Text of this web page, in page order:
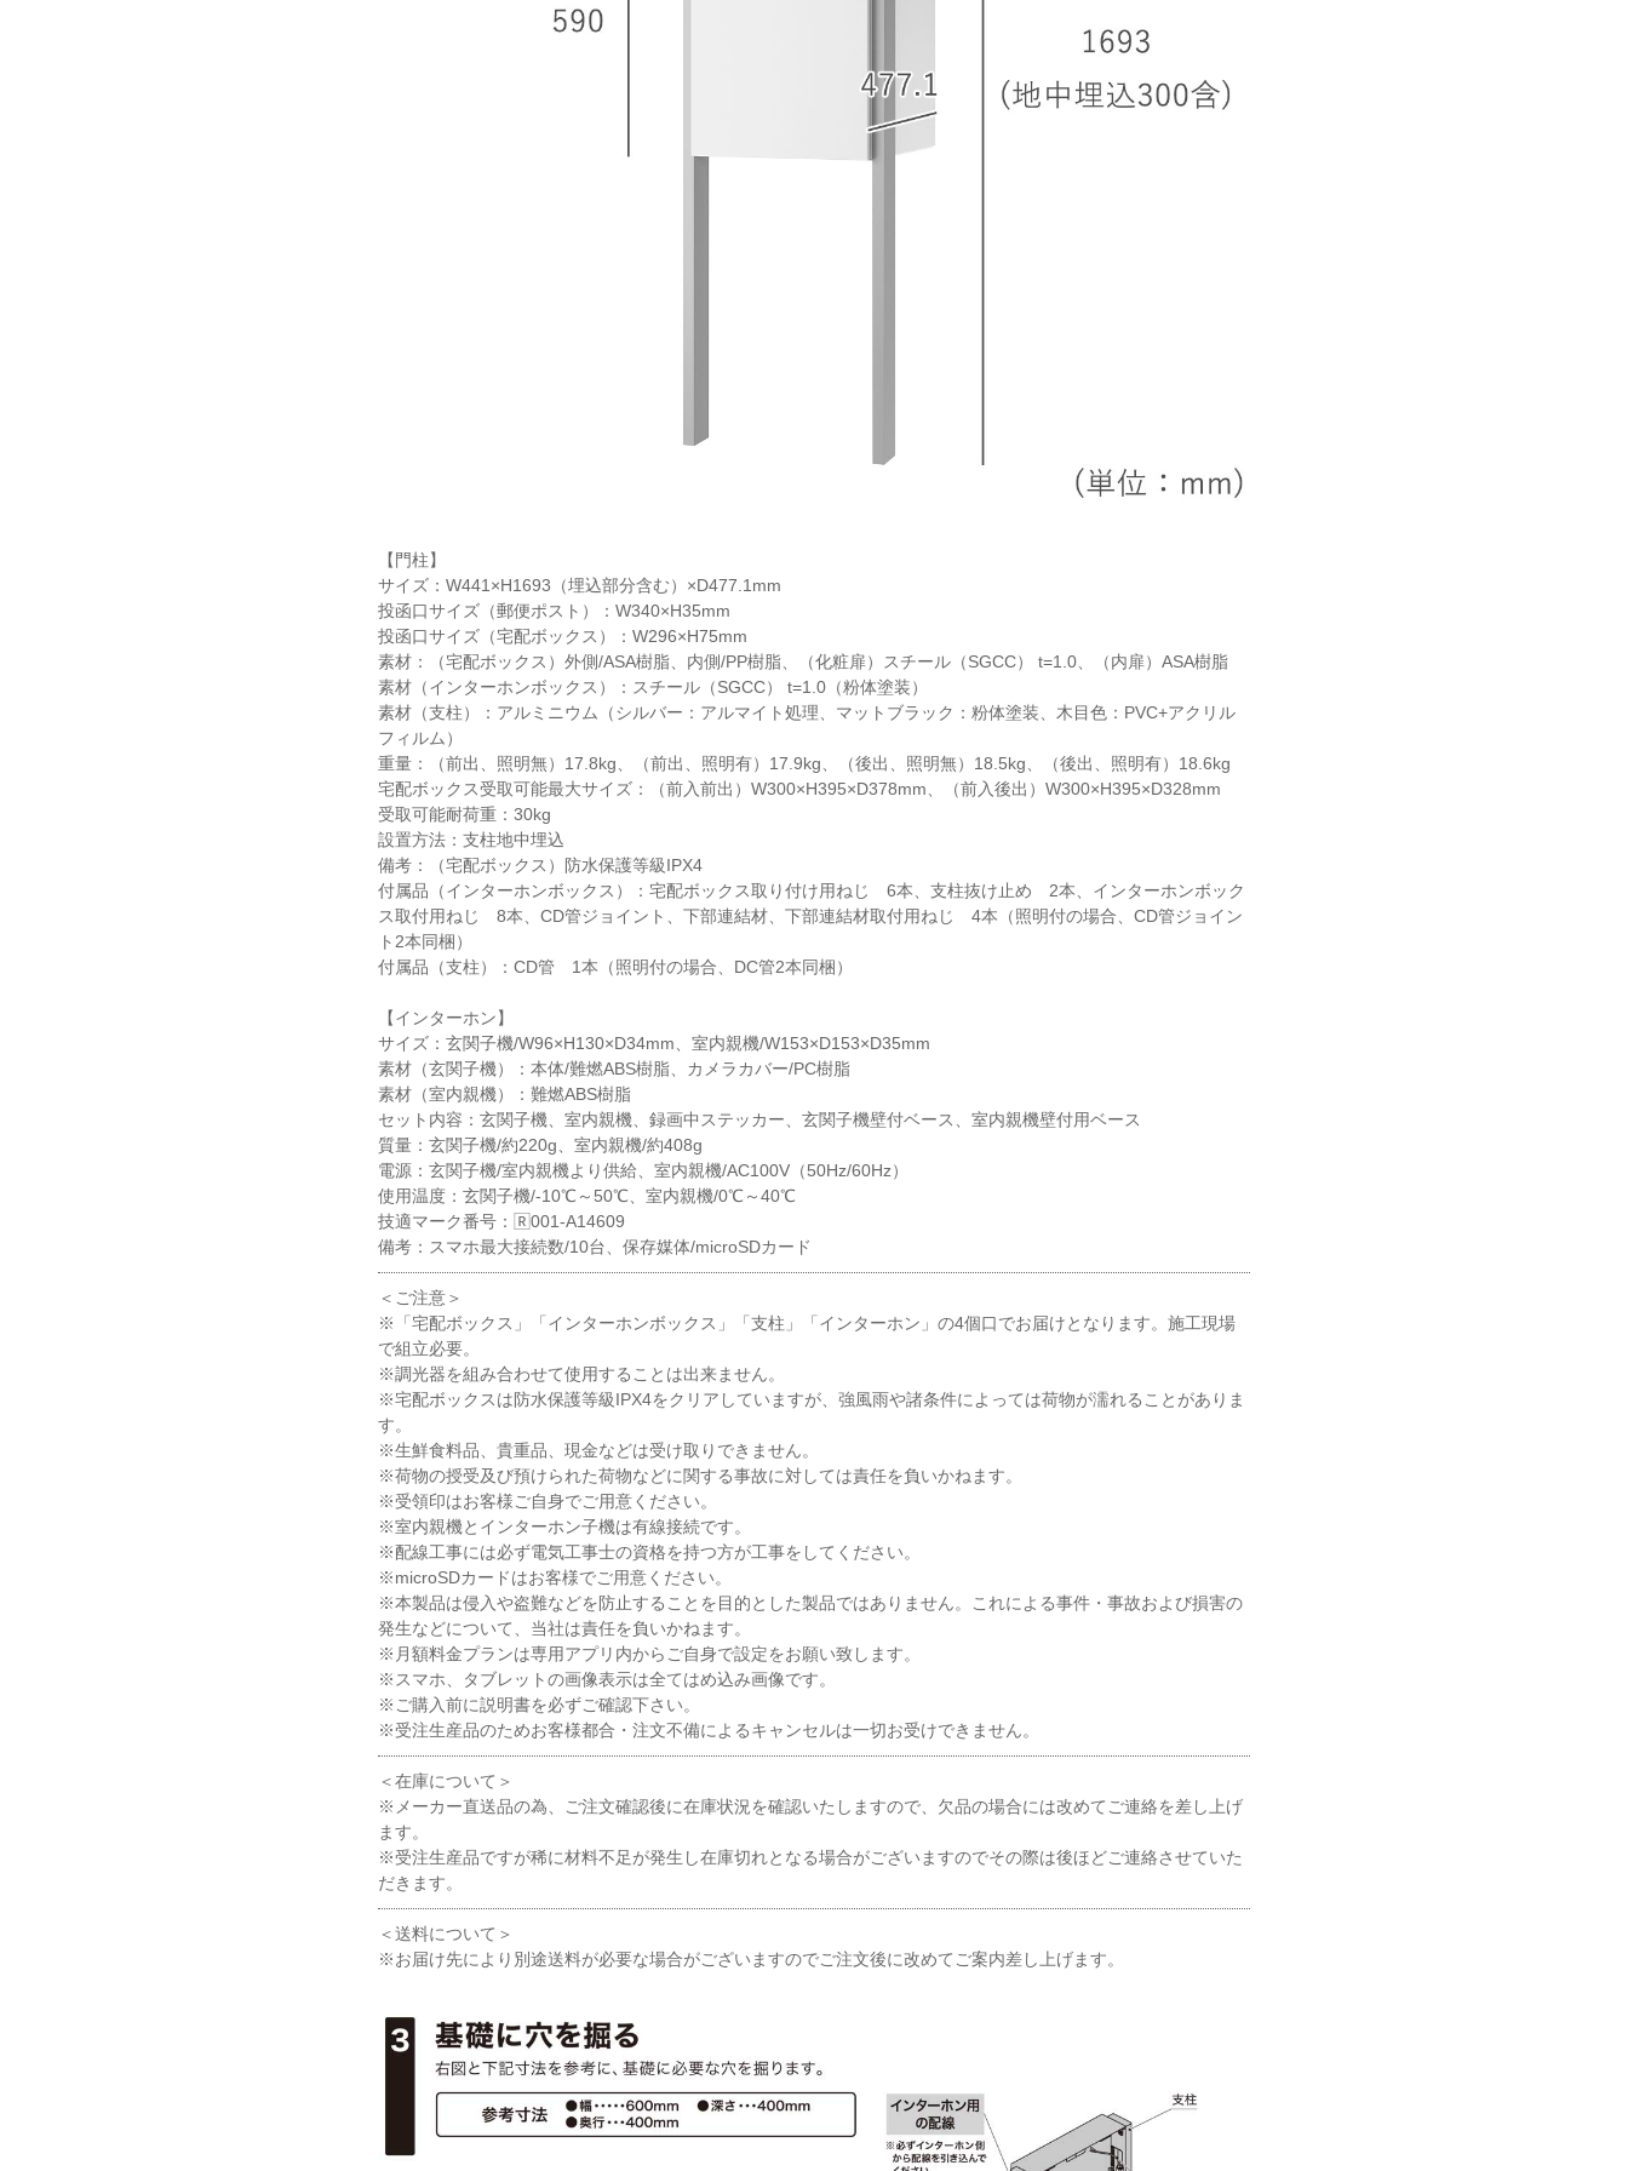
【門柱】
サイズ：W441×H1693（埋込部分含む）×D477.1mm
投函口サイズ（郵便ポスト）：W340×H35mm
投函口サイズ（宅配ボックス）：W296×H75mm
素材：（宅配ボックス）外側/ASA樹脂、内側/PP樹脂、（化粧扉）スチール（SGCC） t=1.0、（内扉）ASA樹脂
素材（インターホンボックス）：スチール（SGCC） t=1.0（粉体塗装）
素材（支柱）：アルミニウム（シルバー：アルマイト処理、マットブラック：粉体塗装、木目色：PVC+アクリル
フィルム）
重量：（前出、照明無）17.8kg、（前出、照明有）17.9kg、（後出、照明無）18.5kg、（後出、照明有）18.6kg
宅配ボックス受取可能最大サイズ：（前入前出）W300×H395×D378mm、（前入後出）W300×H395×D328mm
受取可能耐荷重：30kg
設置方法：支柱地中埋込
備考：（宅配ボックス）防水保護等級IPX4
付属品（インターホンボックス）：宅配ボックス取り付け用ねじ 6本、支柱抜け止め 2本、インターホンボック
ス取付用ねじ 8本、CD管ジョイント、下部連結材、下部連結材取付用ねじ 4本（照明付の場合、CD管ジョイン
ト2本同梱）
付属品（支柱）：CD管 1本（照明付の場合、DC管2本同梱）
【インターホン】
サイズ：玄関子機/W96×H130×D34mm、室内親機/W153×D153×D35mm
素材（玄関子機）：本体/難燃ABS樹脂、カメラカバー/PC樹脂
素材（室内親機）：難燃ABS樹脂
セット内容：玄関子機、室内親機、録画中ステッカー、玄関子機壁付ベース、室内親機壁付用ベース
質量：玄関子機/約220g、室内親機/約408g
電源：玄関子機/室内親機より供給、室内親機/AC100V（50Hz/60Hz）
使用温度：玄関子機/-10℃～50℃、室内親機/0℃～40℃
技適マーク番号：🅁001-A14609
備考：スマホ最大接続数/10台、保存媒体/microSDカード
＜ご注意＞
※「宅配ボックス」「インターホンボックス」「支柱」「インターホン」の4個口でお届けとなります。施工現場
で組立必要。
※調光器を組み合わせて使用することは出来ません。
※宅配ボックスは防水保護等級IPX4をクリアしていますが、強風雨や諸条件によっては荷物が濡れることがありま
す。
※生鮮食料品、貴重品、現金などは受け取りできません。
※荷物の授受及び預けられた荷物などに関する事故に対しては責任を負いかねます。
※受領印はお客様ご自身でご用意ください。
※室内親機とインターホン子機は有線接続です。
※配線工事には必ず電気工事士の資格を持つ方が工事をしてください。
※microSDカードはお客様でご用意ください。
※本製品は侵入や盗難などを防止することを目的とした製品ではありません。これによる事件・事故および損害の
発生などについて、当社は責任を負いかねます。
※月額料金プランは専用アプリ内からご自身で設定をお願い致します。
※スマホ、タブレットの画像表示は全てはめ込み画像です。
※ご購入前に説明書を必ずご確認下さい。
※受注生産品のためお客様都合・注文不備によるキャンセルは一切お受けできません。
＜在庫について＞
※メーカー直送品の為、ご注文確認後に在庫状況を確認いたしますので、欠品の場合には改めてご連絡を差し上げ
ます。
※受注生産品ですが稀に材料不足が発生し在庫切れとなる場合がございますのでその際は後ほどご連絡させていた
だきます。
＜送料について＞
※お届け先により別途送料が必要な場合がございますのでご注文後に改めてご案内差し上げます。